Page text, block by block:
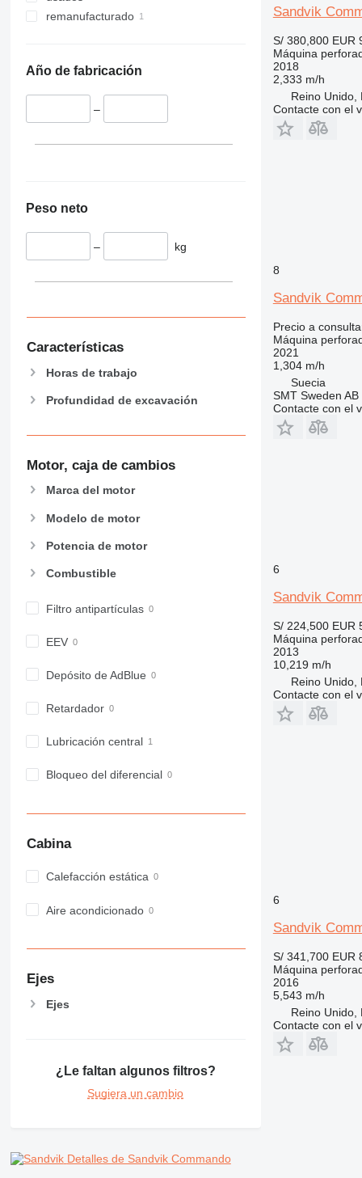
remanufacturado
Año de fabricación
–
Peso neto
– kg
Características
Horas de trabajo
Profundidad de excavación
Motor, caja de cambios
Marca del motor
Modelo de motor
Potencia de motor
Combustible
Filtro antipartículas
EEV
Depósito de AdBlue
Retardador
Lubricación central
Bloqueo del diferencial
Cabina
Calefacción estática
Aire acondicionado
Ejes
Ejes
¿Le faltan algunos filtros?
Sugiera un cambio
Detalles de Sandvik Commando
Sandvik
S/ 380,800 EUR
Máquina
2018
2,333 m/h
Reino Unido,
Contacte con el
8
Sandvik
Precio a
Máquina
2021
1,304 m/h
Suecia
SMT Sweden AB
Contacte con el
6
Sandvik
S/ 224,500 EUR
Máquina
2013
10,219 m/h
Reino Unido,
Contacte con el
6
Sandvik
S/ 341,700 EUR
Máquina
2016
5,543 m/h
Reino Unido,
Contacte con el